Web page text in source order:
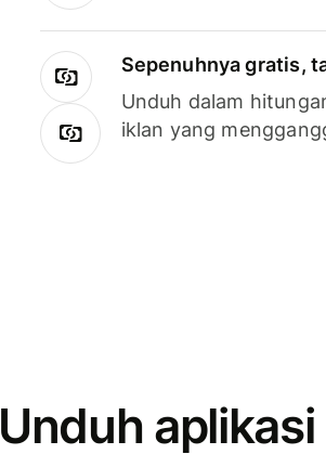
Sepenuhnya gratis,
Unduh dalam
iklan yang
Unduh